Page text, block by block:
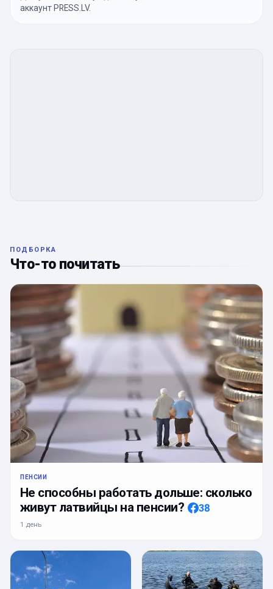
аккаунт PRESS.LV.
ПОДБОРКА
Что-то почитать
ПЕНСИИ
Не способны работать дольше: сколько
живут латвийцы на пенсии?
38
1 день